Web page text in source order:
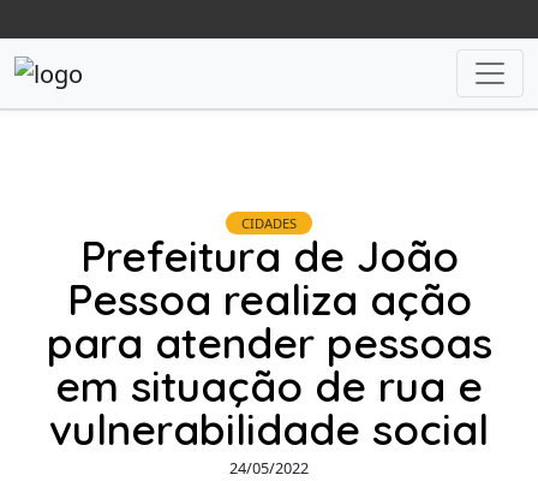
CIDADES
Prefeitura de João
Pessoa realiza ação
para atender pessoas
em situação de rua e
vulnerabilidade social
24/05/2022